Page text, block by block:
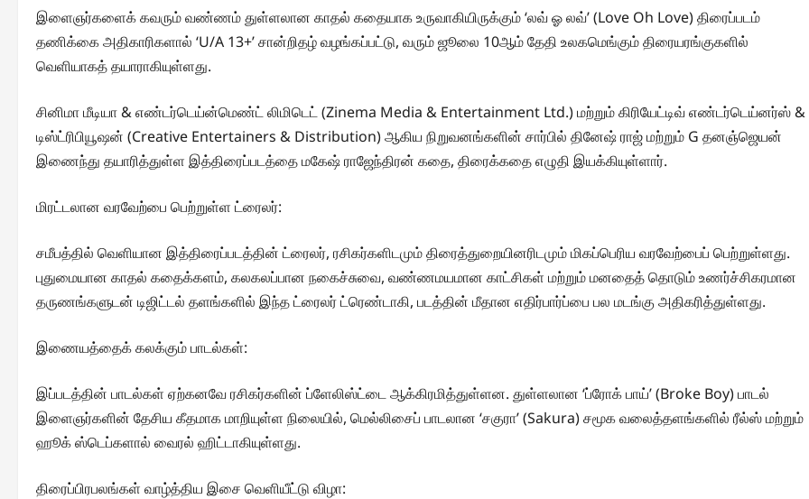
இளைஞர்களைக் கவரும் வண்ணம் துள்ளலான காதல் கதையாக உருவாகியிருக்கும் ‘லவ் ஓ லவ்’ (Love Oh Love) திரைப்படம்
தணிக்கை அதிகாரிகளால் ‘U/A 13+’ சான்றிதழ் வழங்கப்பட்டு, வரும் ஜூலை 10ஆம் தேதி உலகமெங்கும் திரையரங்குகளில்
வெளியாகத் தயாராகியுள்ளது.
சினிமா மீடியா & எண்டர்டெய்ன்மெண்ட் லிமிடெட் (Zinema Media & Entertainment Ltd.) மற்றும் கிரியேட்டிவ் எண்டர்டெய்னர்ஸ் &
டிஸ்ட்ரிபியூஷன் (Creative Entertainers & Distribution) ஆகிய நிறுவனங்களின் சார்பில் தினேஷ் ராஜ் மற்றும் G தனஞ்ஜெயன்
இணைந்து தயாரித்துள்ள இத்திரைப்படத்தை மகேஷ் ராஜேந்திரன் கதை, திரைக்கதை எழுதி இயக்கியுள்ளார்.
மிரட்டலான வரவேற்பை பெற்றுள்ள ட்ரைலர்:
சமீபத்தில் வெளியான இத்திரைப்படத்தின் ட்ரைலர், ரசிகர்களிடமும் திரைத்துறையினரிடமும் மிகப்பெரிய வரவேற்பைப் பெற்றுள்ளது.
புதுமையான காதல் கதைக்களம், கலகலப்பான நகைச்சுவை, வண்ணமயமான காட்சிகள் மற்றும் மனதைத் தொடும் உணர்ச்சிகரமான
தருணங்களுடன் டிஜிட்டல் தளங்களில் இந்த ட்ரைலர் ட்ரெண்டாகி, படத்தின் மீதான எதிர்பார்ப்பை பல மடங்கு அதிகரித்துள்ளது.
இணையத்தைக் கலக்கும் பாடல்கள்:
இப்படத்தின் பாடல்கள் ஏற்கனவே ரசிகர்களின் ப்ளேலிஸ்ட்டை ஆக்கிரமித்துள்ளன. துள்ளலான ‘ப்ரோக் பாய்’ (Broke Boy) பாடல்
இளைஞர்களின் தேசிய கீதமாக மாறியுள்ள நிலையில், மெல்லிசைப் பாடலான ‘சகுரா’ (Sakura) சமூக வலைத்தளங்களில் ரீல்ஸ் மற்றும்
ஹூக் ஸ்டெப்களால் வைரல் ஹிட்டாகியுள்ளது.
திரைப்பிரபலங்கள் வாழ்த்திய இசை வெளியீட்டு விழா: